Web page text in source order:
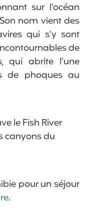
sur l’océan
nom vient des
qui s’y sont
de
qui abrite l’une
de phoques au
le Fish River
canyons du
pour un séjour
.